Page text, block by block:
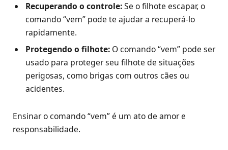
Recuperando o controle:Se o filhote escapar, o
comando “vem” pode te ajudar a recuperá-lo
rapidamente.
Protegendo o filhote: O comando “vem” pode ser
usado para proteger seu filhote de situações
perigosas, como brigas com outros cães ou
acidentes.
Ensinar o comando “vem” é um ato de amor e
responsabilidade.